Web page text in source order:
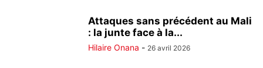
Attaques sans précédent au Mali
: la junte face à la...
Hilaire Onana - 26 avril 2026